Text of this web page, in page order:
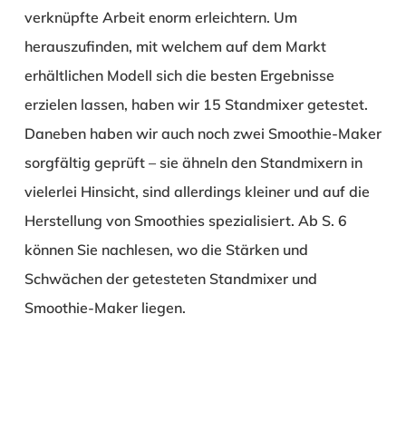
verknüpfte Arbeit enorm erleichtern. Um
herauszufinden, mit welchem auf dem Markt
erhältlichen Modell sich die besten Ergebnisse
erzielen lassen, haben wir 15 Standmixer getestet.
Daneben haben wir auch noch zwei Smoothie-Maker
sorgfältig geprüft – sie ähneln den Standmixern in
vielerlei Hinsicht, sind allerdings kleiner und auf die
Herstellung von Smoothies spezialisiert. Ab S. 6
können Sie nachlesen, wo die Stärken und
Schwächen der getesteten Standmixer und
Smoothie-Maker liegen.